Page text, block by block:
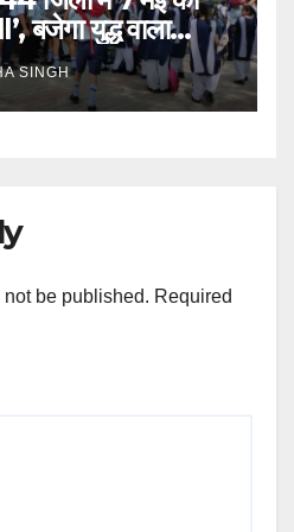
बजेगा युद्ध वाला
SINGH
be published. Required